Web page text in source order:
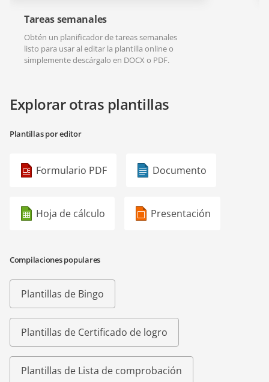
Tareas semanales
Obtén un planificador de tareas semanales
listo para usar al editar la plantilla online o
simplemente descárgalo en DOCX o PDF.
Explorar otras plantillas
Plantillas por editor
Formulario PDF Documento
Hoja de cálculo Presentación
Compilaciones populares
Plantillas de Bingo
Plantillas de Certificado de logro
Plantillas de Lista de comprobación